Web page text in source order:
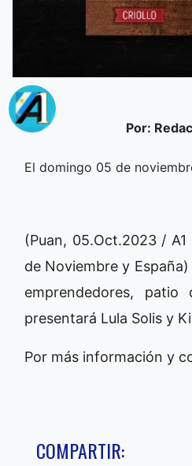
Por:
El domingo 05 de
(Puan, 05.Oct.2023 /
de Noviembre y
emprendedores,
presentará Lula Solis y
Por más información y
COMPARTIR: